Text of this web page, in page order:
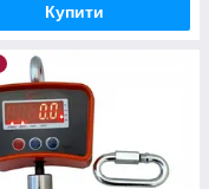
Купити